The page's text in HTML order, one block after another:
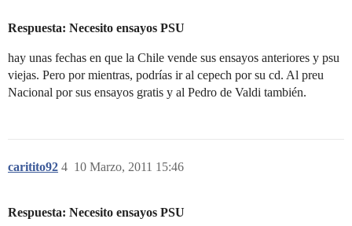
Respuesta: Necesito ensayos PSU
hay unas fechas en que la Chile vende sus ensayos anteriores y psu
viejas. Pero por mientras, podrías ir al cepech por su cd. Al preu
Nacional por sus ensayos gratis y al Pedro de Valdi también.
caritito92 10 Marzo, 2011 15:46
4
Respuesta: Necesito ensayos PSU